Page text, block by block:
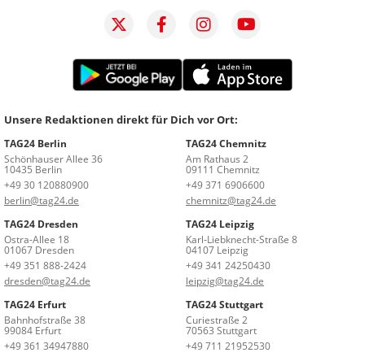
Unsere Redaktionen direkt für Dich vor Ort:
TAG24 Berlin
Schönhauser Allee 36
10435 Berlin
+49 30 120880900
berlin@tag24.de
TAG24 Chemnitz
Am Rathaus 2
09111 Chemnitz
+49 371 6906600
chemnitz@tag24.de
TAG24 Dresden
Ostra-Allee 18
01067 Dresden
+49 351 888-2424
dresden@tag24.de
TAG24 Leipzig
Karl-Liebknecht-Straße 8
04107 Leipzig
+49 341 24250430
leipzig@tag24.de
TAG24 Erfurt
Bahnhofstraße 38
99084 Erfurt
+49 361 34947880
TAG24 Stuttgart
Curiestraße 2
70563 Stuttgart
+49 711 21952530